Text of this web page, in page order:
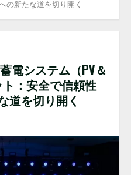
の新たな道を切り開く
電システム（PV＆
ト：安全で信頼性
道を切り開く